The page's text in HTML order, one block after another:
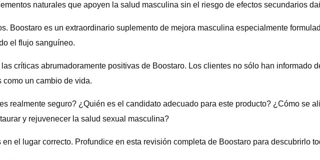
naturales que apoyen la salud masculina sin el riesgo de efectos secundarios
Boostaro es un extraordinario suplemento de mejora masculina especialmente
el flujo sanguíneo.
críticas abrumadoramente positivas de Boostaro. Los clientes no sólo han informado
un cambio de vida.
realmente seguro? ¿Quién es el candidato adecuado para este producto? ¿Cómo se
y rejuvenecer la salud sexual masculina?
el lugar correcto. Profundice en esta revisión completa de Boostaro para descubrirlo